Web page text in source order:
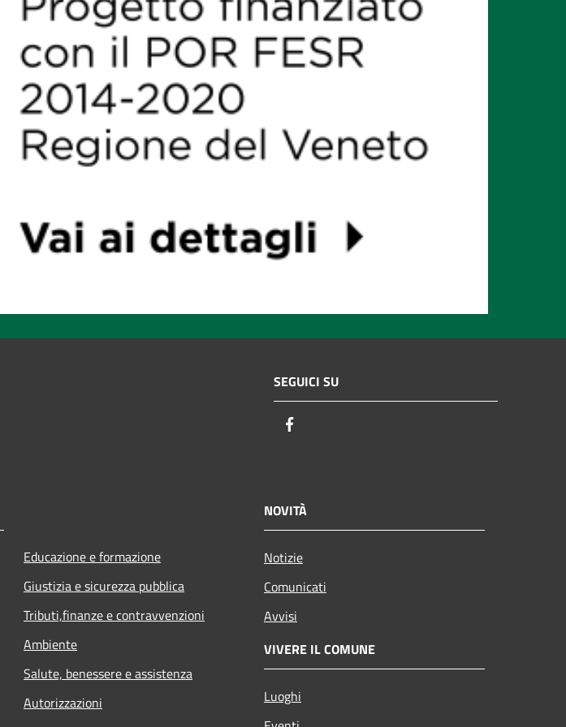
SEGUICI SU
Educazione e formazione
Giustizia e sicurezza pubblica
Tributi,finanze e contravvenzioni
Ambiente
Salute, benessere e assistenza
Autorizzazioni
NOVITÀ
Notizie
Comunicati
Avvisi
VIVERE IL COMUNE
Luoghi